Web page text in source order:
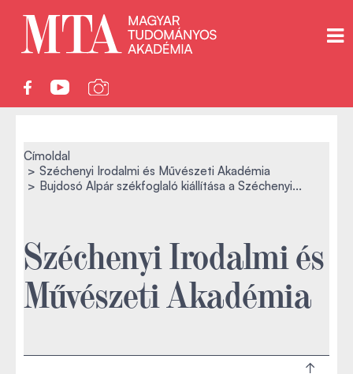
Címoldal
Széchenyi Irodalmi és Művészeti Akadémia
Bujdosó Alpár székfoglaló kiállítása a Széchenyi...
Széchenyi Irodalmi és
Művészeti Akadémia